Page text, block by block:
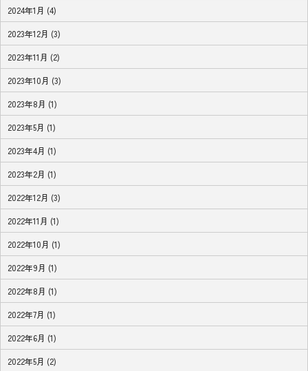
2024年1月 (4)
2023年12月 (3)
2023年11月 (2)
2023年10月 (3)
2023年8月 (1)
2023年5月 (1)
2023年4月 (1)
2023年2月 (1)
2022年12月 (3)
2022年11月 (1)
2022年10月 (1)
2022年9月 (1)
2022年8月 (1)
2022年7月 (1)
2022年6月 (1)
2022年5月 (2)